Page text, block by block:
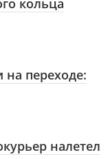
кольца
переходе:
налетел